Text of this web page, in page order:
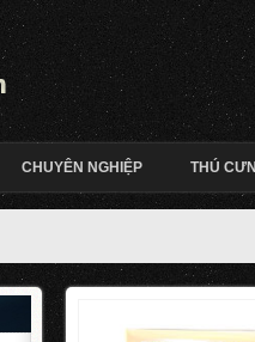
CHUYÊN NGHIỆP THÚ